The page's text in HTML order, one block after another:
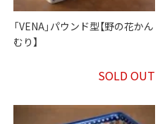
「VENA」パウンド型【野の花かん
むり】
SOLD OUT